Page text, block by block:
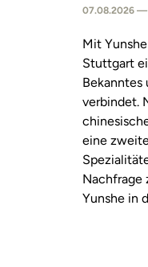
07.08.2026 —
Mit
Stuttgart
Bekanntes
verbindet.
eine
Nachfrage
Yunshe in